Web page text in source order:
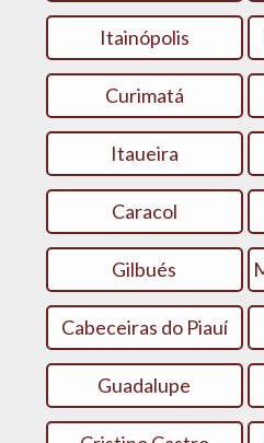
Itainópolis
Curimatá
Itaueira
Caracol
Gilbués
Cabeceiras do Piauí
Guadalupe